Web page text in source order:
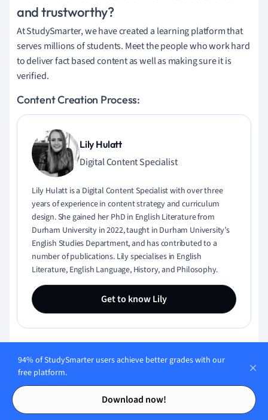
Contents
Contents
and trustworthy?
At StudySmarter, we have created a learning platform that
serves millions of students. Meet the people who work hard
to deliver fact based content as well as making sure it is
verified.
Content Creation Process:
Lily Hulatt
Digital Content Specialist
Lily Hulatt is a Digital Content Specialist with over three
years of experience in content strategy and curriculum
design. She gained her PhD in English Literature from
Durham University in 2022, taught in Durham University’s
English Studies Department, and has contributed to a
number of publications. Lily specialises in English
Literature, English Language, History, and Philosophy.
Get to know Lily
Content Quality Monitored by:
94% of StudySmarter users achieve better grades with our
free platform.
Download now!